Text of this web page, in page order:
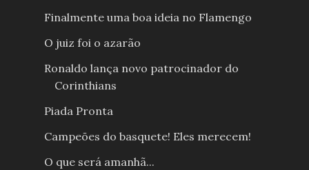
Finalmente uma boa ideia no Flamengo
O juiz foi o azarão
Ronaldo lança novo patrocinador do
Corinthians
Piada Pronta
Campeões do basquete! Eles merecem!
O que será amanhã...